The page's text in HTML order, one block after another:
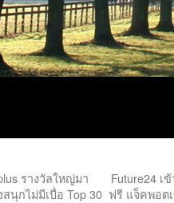
รางวัลใหญ่มา
นุกไม่มีเบื่อ Top 30
Future24 เ
ฟรี แจ็คพอต